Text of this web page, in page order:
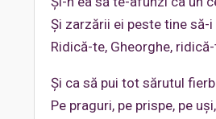
Și zarzării ei peste tine să-
Ridică-te, Gheorghe,
Și ca să pui tot sărutul
Pe praguri, pe prispe, pe